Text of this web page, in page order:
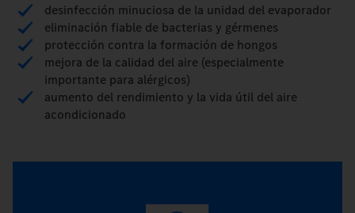
desinfección minuciosa de la unidad del evaporador
eliminación fiable de bacterias y gérmenes
protección contra la formación de hongos
mejora de la calidad del aire (especialmente
importante para alérgicos)
aumento del rendimiento y la vida útil del aire
acondicionado